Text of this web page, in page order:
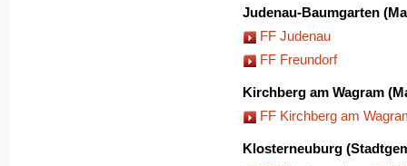
Judenau-Baumgarten
FF Judenau
FF Freundorf
Kirchberg am Wagram
FF Kirchberg am
Klosterneuburg